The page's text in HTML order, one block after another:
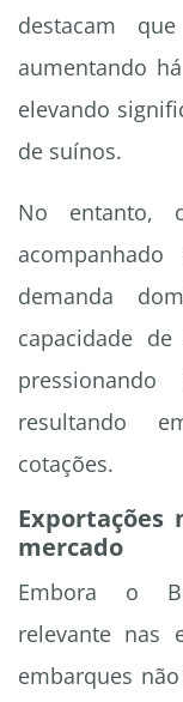
destacam
aumentando
elevando
de suínos.
No entanto,
demanda
capacidade
resultando
cotações.
Exportações
mercado
Embora o
relevante nas
embarques